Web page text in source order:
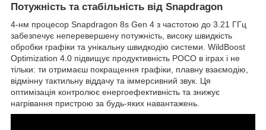
Потужність та стабільність від Snapdragon
4-нм процесор Snapdragon 8s Gen 4 з частотою до 3.21 ГГц
забезпечує неперевершену потужність, високу швидкість
обробки графіки та унікальну швидкодію системи. WildBoost
Optimization 4.0 підвищує продуктивність POCO в іграх і не
тільки: ти отримаєш покращення графіки, плавну взаємодію,
відмінну тактильну віддачу та іммерсивний звук. Ця
оптимізація контролює енергоефективність та знижує
нагрівання пристрою за будь-яких навантажень.